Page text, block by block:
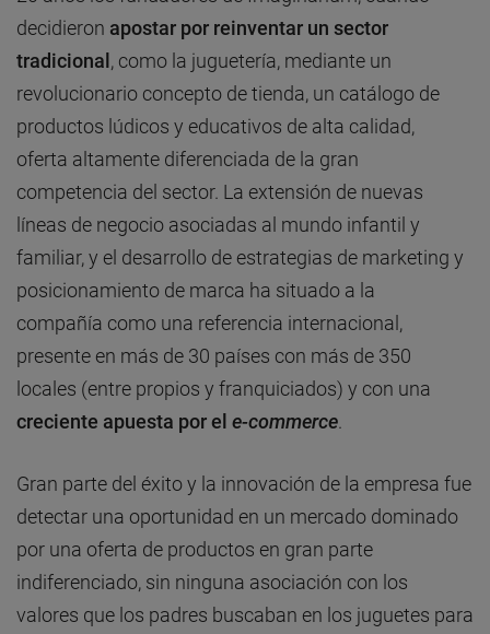
decidieron apostar por reinventar un sector
tradicional, como la juguetería, mediante un
revolucionario concepto de tienda, un catálogo de
productos lúdicos y educativos de alta calidad,
oferta altamente diferenciada de la gran
competencia del sector. La extensión de nuevas
líneas de negocio asociadas al mundo infantil y
familiar, y el desarrollo de estrategias de marketing y
posicionamiento de marca ha situado a la
compañía como una referencia internacional,
presente en más de 30 países con más de 350
locales (entre propios y franquiciados) y con una
creciente apuesta por el e-commerce
Gran parte del éxito y la innovación de la empresa fue
detectar una oportunidad en un mercado dominado
por una oferta de productos en gran parte
indiferenciado, sin ninguna asociación con los
valores que los padres buscaban en los juguetes para